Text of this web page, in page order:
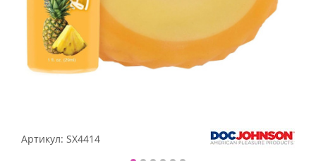
Артикул: SX4414